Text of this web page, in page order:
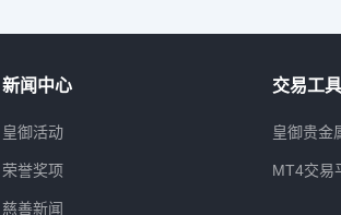
新闻中心
皇御活动
荣誉奖项
慈善新闻
交易工具
皇御贵金
MT4交易